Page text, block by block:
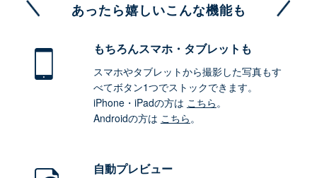
あったら嬉しいこんな機能も
もちろんスマホ・タブレットも
スマホやタブレットから撮影した写真もす
べてボタン1つでストックできます。
iPhone・iPadの方は こちら。
Androidの方は こちら。
自動プレビュー